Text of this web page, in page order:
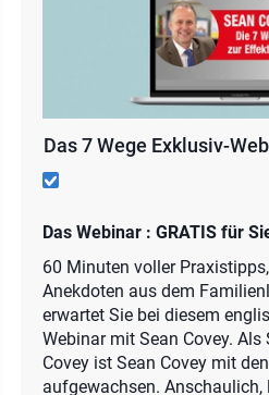
Das 7 Wege Exklusiv-
Das Webinar : GRATIS für
60 Minuten voller
Anekdoten aus dem
erwartet Sie bei diesem
Webinar mit Sean Covey. Als
Covey ist Sean Covey mit
aufgewachsen. Anschaulich,